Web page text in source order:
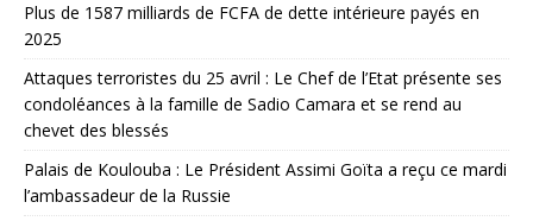
Plus de 1587 milliards de FCFA de dette intérieure payés en
2025
Attaques terroristes du 25 avril : Le Chef de l’Etat présente ses
condoléances à la famille de Sadio Camara et se rend au
chevet des blessés
Palais de Koulouba : Le Président Assimi Goïta a reçu ce mardi
l’ambassadeur de la Russie